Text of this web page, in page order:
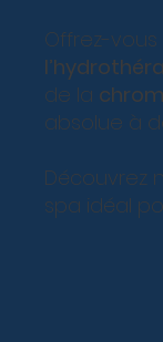
Offrez-
de la
absolue à
Découvrez
spa idéal